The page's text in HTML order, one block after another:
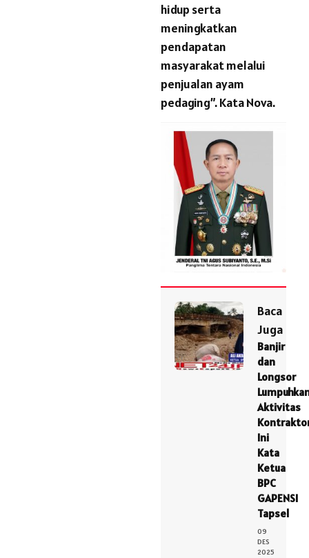
hidup serta
meningkatkan
pendapatan
masyarakat melalui
penjualan ayam
pedaging”. Kata Nova.
Baca
Juga
Banjir
dan
Longsor
Aktivitas
Ini
Kata
Ketua
BPC
GAPENSI
Tapsel
09
DES
2025